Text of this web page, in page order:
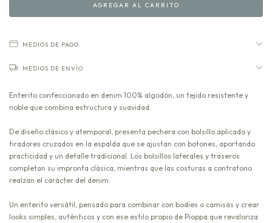
MEDIOS DE PAGO
MEDIOS DE ENVÍO
Enterito confeccionado en denim 100% algodón, un tejido resistente y
noble que combina estructura y suavidad.
De diseño clásico y atemporal, presenta pechera con bolsillo aplicado y
tiradores cruzados en la espalda que se ajustan con botones, aportando
practicidad y un detalle tradicional. Los bolsillos laterales y traseros
completan su impronta clásica, mientras que las costuras a contratono
realzan el carácter del denim.
Un enterito versátil, pensado para combinar con bodies o camisas y crear
looks simples, auténticos y con ese estilo propio de Pioppa que revaloriza